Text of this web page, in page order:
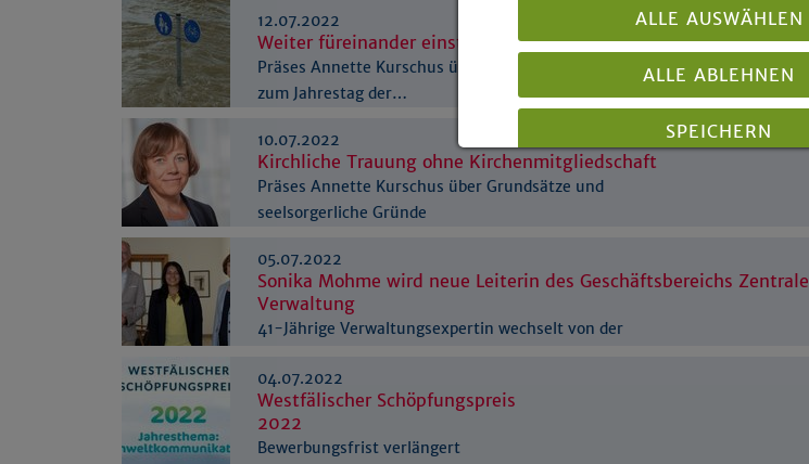
12.07.2022
Weiter füreinander einstehen
Präses Annette Kurschus über Gedenken und Hoffnung
zum Jahrestag der…
10.07.2022
Kirchliche Trauung ohne Kirchenmitgliedschaft
Präses Annette Kurschus über Grundsätze und
seelsorgerliche Gründe
05.07.2022
Sonika Mohme wird neue Leiterin des Geschäftsbereichs Zentrale
Verwaltung
41-Jährige Verwaltungsexpertin wechselt von der
04.07.2022
Westfälischer Schöpfungspreis
2022
Bewerbungsfrist verlängert
ALLE AUSWÄHLEN
ALLE ABLEHNEN
SPEICHERN